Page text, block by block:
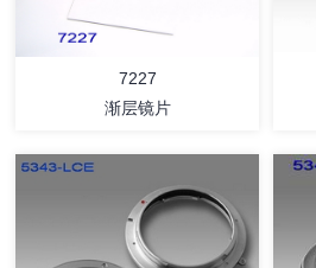
7227
渐层镜片